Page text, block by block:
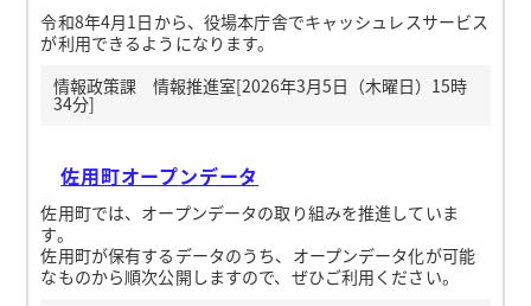
令和8年4月1日から、役場本庁舎でキャッシュレスサービス
が利用できるようになります。
情報政策課 情報推進室[2026年3月5日（木曜日）15時
34分]
佐用町オープンデータ
佐用町では、オープンデータの取り組みを推進していま
す。
佐用町が保有するデータのうち、オープンデータ化が可能
なものから順次公開しますので、ぜひご利用ください。